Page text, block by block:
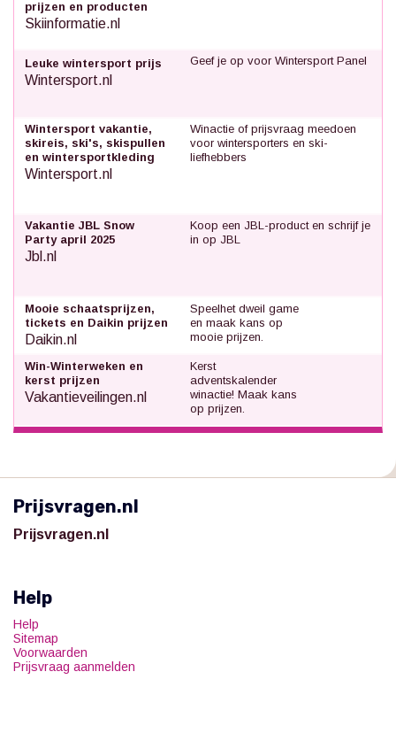
prijzen en producten
Skiinformatie.nl
Leuke wintersport prijs
Wintersport.nl
Geef je op voor Wintersport Panel
Wintersport vakantie,
skireis, ski's, skispullen
en wintersportkleding
Wintersport.nl
Winactie of prijsvraag meedoen
voor wintersporters en ski-
liefhebbers
Vakantie JBL Snow
Party april 2025
Jbl.nl
Koop een JBL-product en schrijf je
in op JBL
Mooie schaatsprijzen,
tickets en Daikin prijzen
Daikin.nl
Speelhet dweil game
en maak kans op
mooie prijzen.
Win-Winterweken en
kerst prijzen
Vakantieveilingen.nl
Kerst
adventskalender
winactie! Maak kans
op prijzen.
Prijsvragen.nl
Prijsvragen.nl
Help
Help
Sitemap
Voorwaarden
Prijsvraag aanmelden